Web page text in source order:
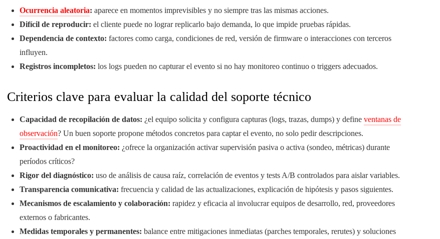
Ocurrencia aleatoria: aparece en momentos imprevisibles y no siempre tras las mismas acciones.
Difícil de reproducir: el cliente puede no lograr replicarlo bajo demanda, lo que impide pruebas rápidas.
Dependencia de contexto: factores como carga, condiciones de red, versión de firmware o interacciones con terceros
influyen.
Registros incompletos: los logs pueden no capturar el evento si no hay monitoreo continuo o triggers adecuados.
Criterios clave para evaluar la calidad del soporte técnico
Capacidad de recopilación de datos: ¿el equipo solicita y configura capturas (logs, trazas, dumps) y define ventanas de
observación? Un buen soporte propone métodos concretos para captar el evento, no solo pedir descripciones.
Proactividad en el monitoreo: ¿ofrece la organización activar supervisión pasiva o activa (sondeo, métricas) durante
períodos críticos?
Rigor del diagnóstico: uso de análisis de causa raíz, correlación de eventos y tests A/B controlados para aislar variables.
Transparencia comunicativa: frecuencia y calidad de las actualizaciones, explicación de hipótesis y pasos siguientes.
Mecanismos de escalamiento y colaboración: rapidez y eficacia al involucrar equipos de desarrollo, red, proveedores
externos o fabricantes.
Medidas temporales y permanentes: balance entre mitigaciones inmediatas (parches temporales, rerutes) y soluciones